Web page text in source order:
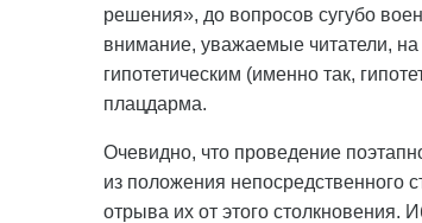
решения», до вопросов сугубо
внимание, уважаемые читатели,
гипотетическим (именно так,
плацдарма.
Очевидно, что проведение
из положения непосредственного
отрыва их от этого столкновения.